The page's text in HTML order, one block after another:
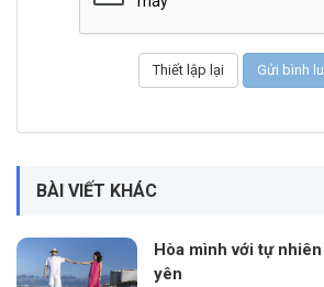
BÀI VIẾT KHÁC
Hòa mình với tự
yên